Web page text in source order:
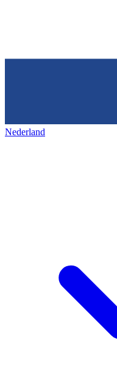
Nederland